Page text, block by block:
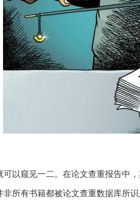
以窥见一二。在论文查重报告中
所有书籍都被论文查重数据库所